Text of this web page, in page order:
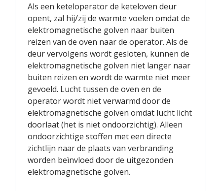
Als een keteloperator de keteloven deur
opent, zal hij/zij de warmte voelen omdat de
elektromagnetische golven naar buiten
reizen van de oven naar de operator. Als de
deur vervolgens wordt gesloten, kunnen de
elektromagnetische golven niet langer naar
buiten reizen en wordt de warmte niet meer
gevoeld. Lucht tussen de oven en de
operator wordt niet verwarmd door de
elektromagnetische golven omdat lucht licht
doorlaat (het is niet ondoorzichtig). Alleen
ondoorzichtige stoffen met een directe
zichtlijn naar de plaats van verbranding
worden beïnvloed door de uitgezonden
elektromagnetische golven.